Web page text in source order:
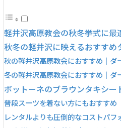
軽井沢高原教会の秋冬挙式に最
秋冬の軽井沢に映えるおすすめ
秋の軽井沢高原教会におすすめ｜ダ
冬の軽井沢高原教会におすすめ｜ダ
ボットーネのブラウンタキシー
普段スーツを着ない方にもおすすめ
レンタルよりも圧倒的なコストパフ